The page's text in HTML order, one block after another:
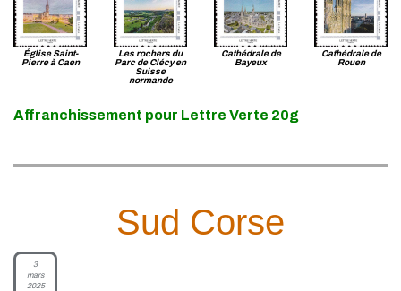
Église Saint-
Pierre à Caen
Les rochers du
Parc de Clécy en
Suisse
normande
Cathédrale de
Bayeux
Cathédrale de
Rouen
Affranchissement pour Lettre Verte 20g
Sud Corse
3
mars
2025